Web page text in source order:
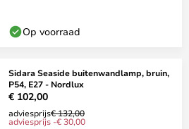
Op voorraad
Sidara Seaside buitenwandlamp, bruin,
P54, E27 - Nordlux
€ 102,00
adviesprijs€ 132,00
adviesprijs -€ 30,00